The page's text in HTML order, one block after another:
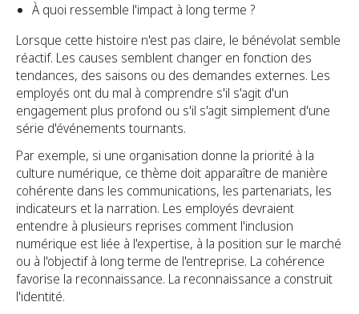
À quoi ressemble l'impact à long terme ?
Lorsque cette histoire n'est pas claire, le bénévolat semble
réactif. Les causes semblent changer en fonction des
tendances, des saisons ou des demandes externes. Les
employés ont du mal à comprendre s'il s'agit d'un
engagement plus profond ou s'il s'agit simplement d'une
série d'événements tournants.
Par exemple, si une organisation donne la priorité à la
culture numérique, ce thème doit apparaître de manière
cohérente dans les communications, les partenariats, les
indicateurs et la narration. Les employés devraient
entendre à plusieurs reprises comment l'inclusion
numérique est liée à l'expertise, à la position sur le marché
ou à l'objectif à long terme de l'entreprise. La cohérence
favorise la reconnaissance. La reconnaissance a construit
l'identité.